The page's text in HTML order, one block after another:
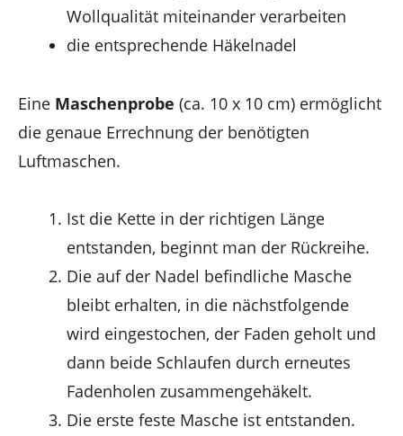
Wollqualität miteinander verarbeiten
die entsprechende Häkelnadel
Eine Maschenprobe (ca. 10 x 10 cm) ermöglicht
die genaue Errechnung der benötigten
Luftmaschen.
Ist die Kette in der richtigen Länge
entstanden, beginnt man der Rückreihe.
Die auf der Nadel befindliche Masche
bleibt erhalten, in die nächstfolgende
wird eingestochen, der Faden geholt und
dann beide Schlaufen durch erneutes
Fadenholen zusammengehäkelt.
Die erste feste Masche ist entstanden.